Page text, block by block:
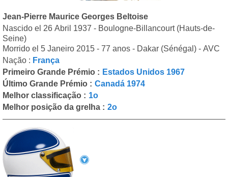
Jean-Pierre Maurice Georges Beltoise
Nascido el 26 Abril 1937 - Boulogne-Billancourt (Hauts-de-
Seine)
Morrido el 5 Janeiro 2015 - 77 anos - Dakar (Sénégal) - AVC
Nação : França
Primeiro Grande Prémio : Estados Unidos 1967
Último Grande Prémio : Canadá 1974
Melhor classificação : 1o
Melhor posição da grelha : 2o